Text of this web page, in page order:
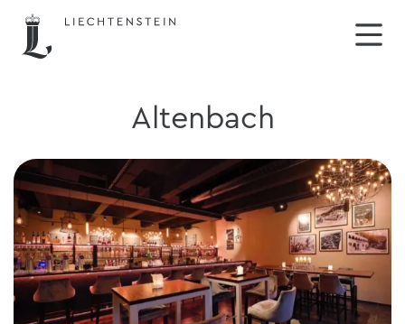
Altenbach